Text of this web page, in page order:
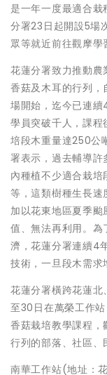
是一年一度最適合
分署23日起開設5場
眾等就近前往觀摩學
花蓮分署致力推動
香菇及木耳的行列
場開始，迄今已連
學員突破千人，課
培段木重量達250公
署表示，過去輔導
內種植不少適合栽
等，這類樹種生長速
加以花東地區夏季
值、無法再利用。
濟，花蓮分署連續4
技術，一旦段木需求
花蓮分署橫跨花蓮
至30日在萬榮工作
香菇栽培教學課程
行列的部落、社區、
南華工作站(地址：